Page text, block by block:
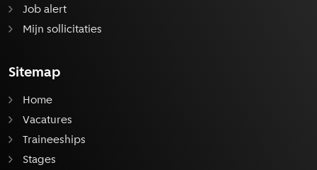
Job alert
Mijn sollicitaties
Sitemap
Home
Vacatures
Traineeships
Stages